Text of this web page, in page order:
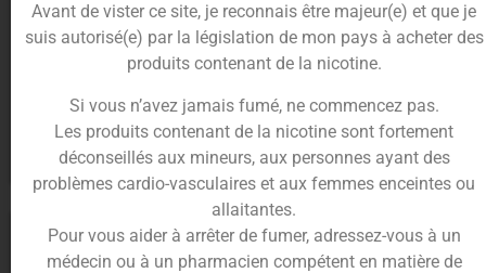
E-liquide Framboise Sunset
60ml – Petit Nuage
19.90€ 10.00€
Ajouter au panier
E-liquide Myrtille Polaire 60ml
19.90€ 10.00€
Ajouter au panier
-41% -47%
Avant de vister ce site, je reconnais être majeur(e) et que je
suis autorisé(e) par la législation de mon pays à acheter des
produits contenant de la nicotine.
Si vous n’avez jamais fumé, ne commencez pas.
Les produits contenant de la nicotine sont fortement
déconseillés aux mineurs, aux personnes ayant des
problèmes cardio-vasculaires et aux femmes enceintes ou
allaitantes.
Pour vous aider à arrêter de fumer, adressez-vous à un
médecin ou à un pharmacien compétent en matière de